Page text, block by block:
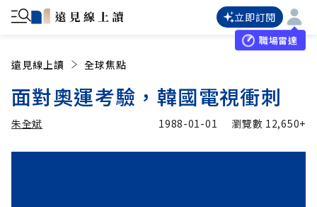
立即訂閱
職場雷達
遠見線上讀 全球焦點
面對奧運考驗，韓國電視衝刺
朱全斌 1988-01-01 瀏覽數 12,650+